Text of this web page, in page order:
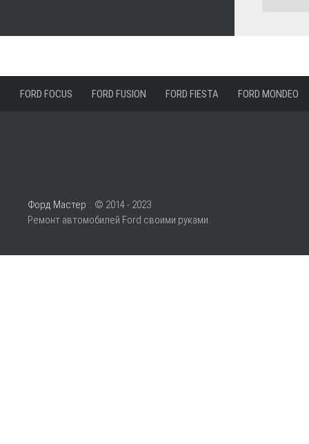
FORD FOCUS FORD FUSION FORD FIESTA FORD MONDEO
Форд Мастер :: © 2014 - 2023
Ремонт автомобилей Ford своими руками.